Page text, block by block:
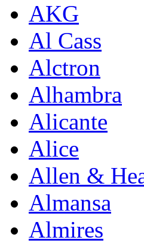
AKG
Al Cass
Alctron
Alhambra
Alicante
Alice
Allen &
Almansa
Almires